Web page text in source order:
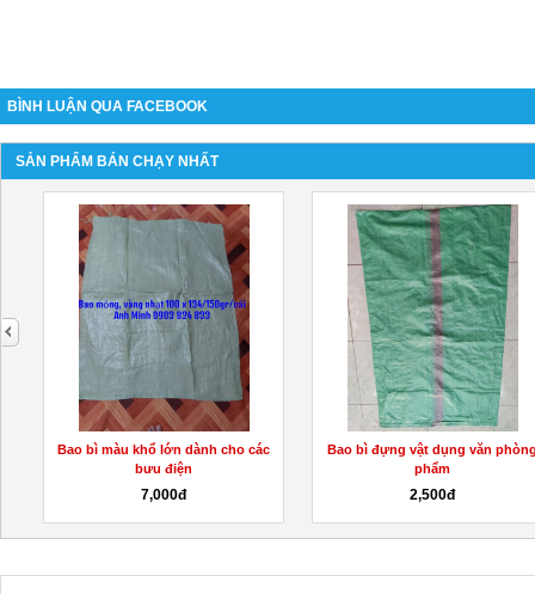
BÌNH LUẬN QUA FACEBOOK
SẢN PHẨM BÁN CHẠY NHẤT
Bao bì màu khổ lớn dành cho các
bưu điện
7,000đ
Bao bì đựng vật dụng văn
phẩm
2,500đ
next